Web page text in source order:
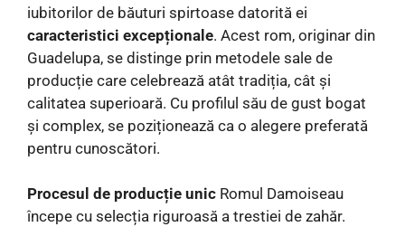
iubitorilor de băuturi spirtoase datorită ei
caracteristici excepționale. Acest rom, originar din
Guadelupa, se distinge prin metodele sale de
producție care celebrează atât tradiția, cât și
calitatea superioară. Cu profilul său de gust bogat
și complex, se poziționează ca o alegere preferată
pentru cunoscători.
Procesul de producție unic Romul Damoiseau
începe cu selecția riguroasă a trestiei de zahăr.